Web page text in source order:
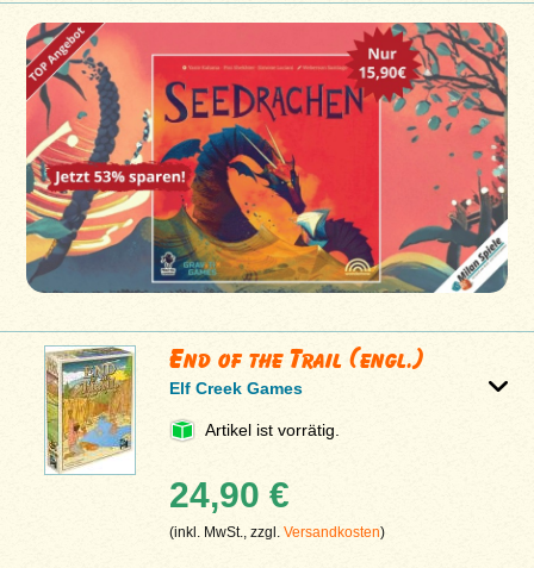
End of the Trail (engl.)
Elf Creek Games
Artikel ist vorrätig.
24,90 €
(inkl. MwSt., zzgl.Versandkosten)